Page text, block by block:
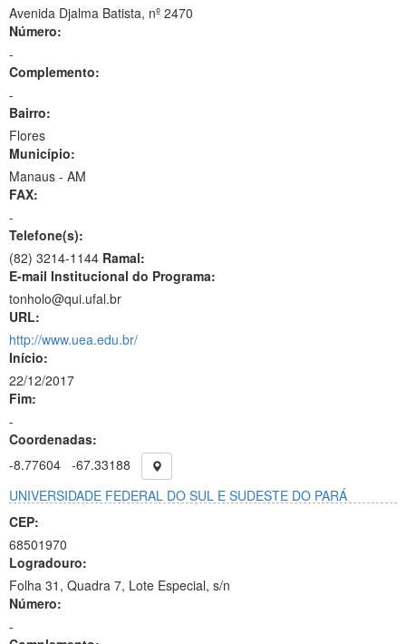
Avenida Djalma Batista, nº 2470
Número:
-
Complemento:
-
Bairro:
Flores
Município:
Manaus - AM
FAX:
-
Telefone(s):
(82) 3214-1144 Ramal:
E-mail Institucional do Programa:
tonholo@qui.ufal.br
URL:
http://www.uea.edu.br/
Início:
22/12/2017
Fim:
-
Coordenadas:
-8.77604 -67.33188
UNIVERSIDADE FEDERAL DO SUL E SUDESTE DO PARÁ
CEP:
68501970
Logradouro:
Folha 31, Quadra 7, Lote Especial, s/n
Número:
-